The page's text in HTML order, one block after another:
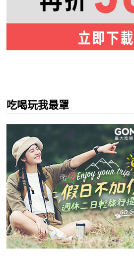
吃喝玩我最罩